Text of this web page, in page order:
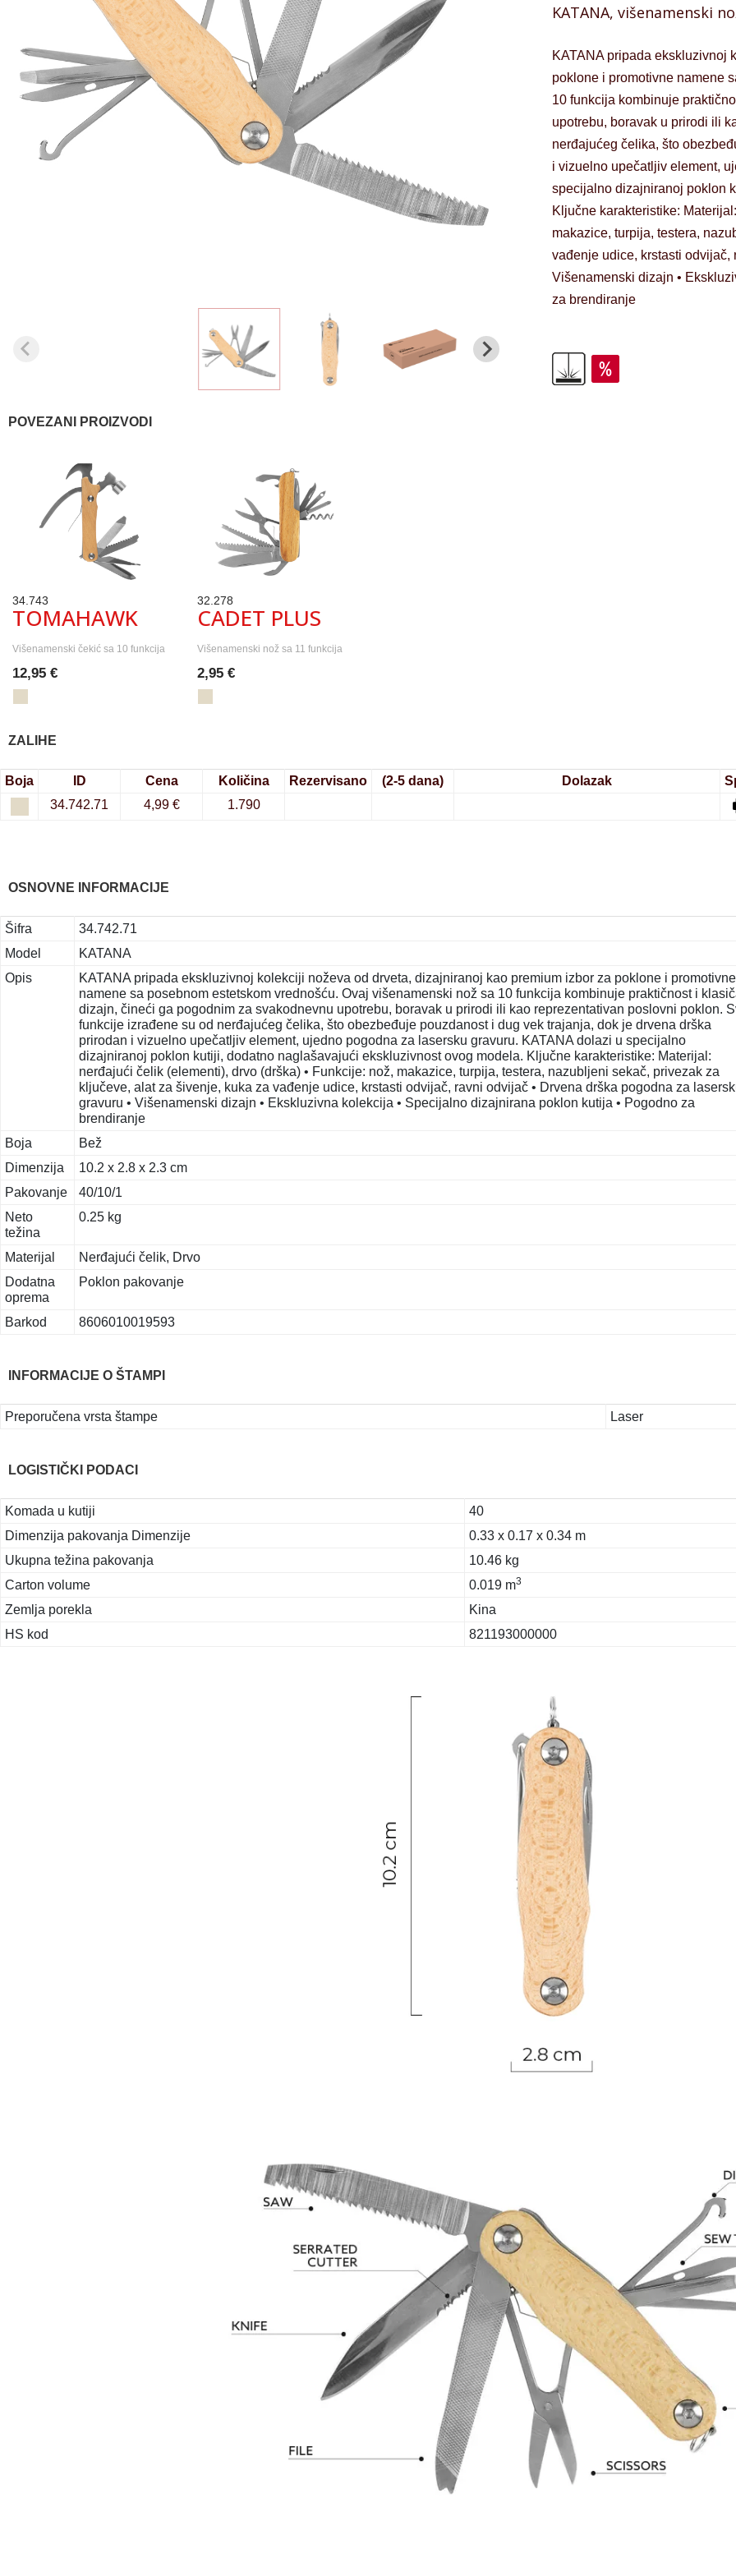
KATANA, višenamenski
KATANA pripada ekskluzivnoj
poklone i promotivne namene
10 funkcija kombinuje
upotrebu, boravak u prirodi ili
nerđajućeg čelika, što
i vizuelno upečatljiv element,
specijalno dizajniranoj poklon
Ključne karakteristike:
makazice, turpija, testera,
vađenje udice, krstasti odvijač,
Višenamenski dizajn •
za brendiranje
POVEZANI PROIZVODI
34.743
TOMAHAWK
Višenamenski čekić sa 10 funkcija
12,95 €
32.278
CADET PLUS
Višenamenski nož sa 11 funkcija
2,95 €
ZALIHE
Boja ID Cena Količina Rezervisano (2-5 dana) Dolazak
34.742.71
4,99 € 1.790
OSNOVNE INFORMACIJE
Šifra
34.742.71
Model
KATANA
Opis
KATANA pripada ekskluzivnoj kolekciji noževa od drveta, dizajniranoj kao premium izbor za poklone i promotivne
namene sa posebnom estetskom vrednošću. Ovaj višenamenski nož sa 10 funkcija kombinuje praktičnost i
dizajn, čineći ga pogodnim za svakodnevnu upotrebu, boravak u prirodi ili kao reprezentativan poslovni poklon.
funkcije izrađene su od nerđajućeg čelika, što obezbeđuje pouzdanost i dug vek trajanja, dok je drvena drška
prirodan i vizuelno upečatljiv element, ujedno pogodna za lasersku gravuru. KATANA dolazi u specijalno
dizajniranoj poklon kutiji, dodatno naglašavajući ekskluzivnost ovog modela. Ključne karakteristike: Materijal:
nerđajući čelik (elementi), drvo (drška) • Funkcije: nož, makazice, turpija, testera, nazubljeni sekač, privezak za
ključeve, alat za šivenje, kuka za vađenje udice, krstasti odvijač, ravni odvijač • Drvena drška pogodna za
gravuru • Višenamenski dizajn • Ekskluzivna kolekcija • Specijalno dizajnirana poklon kutija • Pogodno za
brendiranje
Boja
Bež
Dimenzija
10.2 x 2.8 x 2.3 cm
Pakovanje
40/10/1
Neto
težina
0.25 kg
Materijal
Nerđajući čelik, Drvo
Dodatna
oprema
Poklon pakovanje
Barkod 8606010019593
INFORMACIJE O ŠTAMPI
Preporučena vrsta štampe Laser
LOGISTIČKI PODACI
Komada u kutiji
40
Dimenzija pakovanja Dimenzije
0.33 x 0.17 x 0.34 m
Ukupna težina pakovanja
10.46 kg
Carton volume
0.019 m3
Zemlja porekla
Kina
HS kod
821193000000